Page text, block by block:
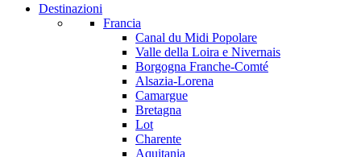
Destinazioni
Francia
Canal du Midi Popolare
Valle della Loira e Nivernais
Borgogna Franche-Comté
Alsazia-Lorena
Camargue
Bretagna
Lot
Charente
Aquitania